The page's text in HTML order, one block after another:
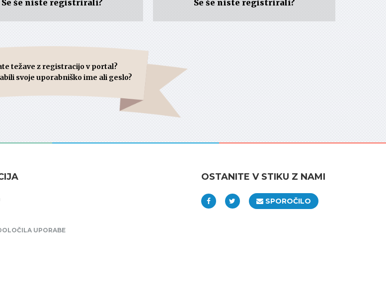
Se še niste registrirali? Se še niste registrirali?
težave z registracijo v portal?
svoje uporabniško ime ali geslo?
UPORABE
OSTANITE V STIKU Z NAMI
SPOROČILO